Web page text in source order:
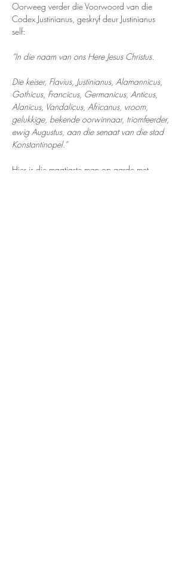
Oorweeg verder die Voorwoord van die
Codex Justinianus, geskryf deur Justinianus
self:
“In die naam van ons Here Jesus Christus.
Die keiser, Flavius, Justinianus, Alamannicus,
Gothicus, Francicus, Germanicus, Anticus,
Alanicus, Vandalicus, Africanus, vroom,
gelukkige, bekende oorwinnaar, triomfeerder,
ewig Augustus, aan die senaat van die stad
Konstantinopel.”
Hier is die magtigste man op aarde met